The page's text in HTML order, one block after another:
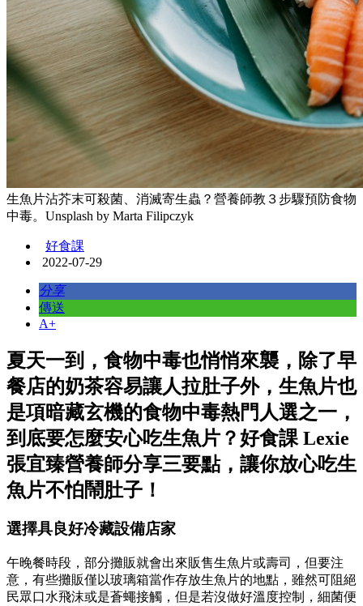
生魚片沾芥末可殺菌、消滅寄生蟲？營養師教３步驟預防食物
中毒。Unsplash by Marta Filipczyk
好食課
2022-07-29
分享
傳送
A+
夏天一到，食物中毒也悄悄來襲，除了早
餐店的奶茶容易讓人拉肚子外，生魚片也
是項暗藏玄機的食物中毒熱門人選之一，
到底要怎麼安心吃生魚片？好食課 Lexie
張宜臻營養師分享三要點，讓你放心吃生
魚片不怕鬧肚子！
選擇具良好冷藏設備店家
午晚餐時段，部分攤販就會出來販售生魚片或壽司，但要注
意，有些攤販僅以玻璃箱當作存放生魚片的地點，雖然可阻絕
民眾口水飛沫或是蒼蠅接觸，但是若沒做好溫度控制，細菌便